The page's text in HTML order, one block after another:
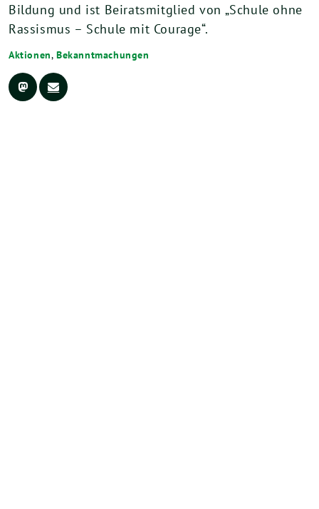
Bildung und ist Beiratsmitglied von „Schule ohne
Rassismus – Schule mit Courage“.
Aktionen,Bekanntmachungen